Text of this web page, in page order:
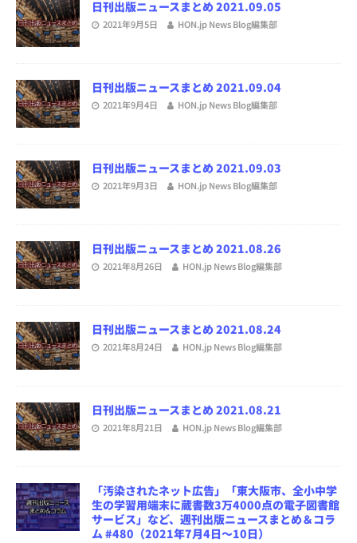
日刊出版ニュースまとめ 2021.09.05
2021年9月5日 HON.jp News Blog編集部
日刊出版ニュースまとめ 2021.09.04
2021年9月4日 HON.jp News Blog編集部
日刊出版ニュースまとめ 2021.09.03
2021年9月3日 HON.jp News Blog編集部
日刊出版ニュースまとめ 2021.08.26
2021年8月26日 HON.jp News Blog編集部
日刊出版ニュースまとめ 2021.08.24
2021年8月24日 HON.jp News Blog編集部
日刊出版ニュースまとめ 2021.08.21
2021年8月21日 HON.jp News Blog編集部
「汚染されたネット広告」「東大阪市、全小中学
生の学習用端末に蔵書数3万4000点の電子図書館
サービス」など、週刊出版ニュースまとめ＆コラ
ム #480（2021年7月4日～10日）